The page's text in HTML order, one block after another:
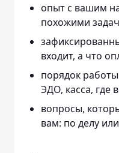
опыт с вашим
похожими
входит, а что
порядок
ЭДО, касса, где
вопросы,
вам: по делу